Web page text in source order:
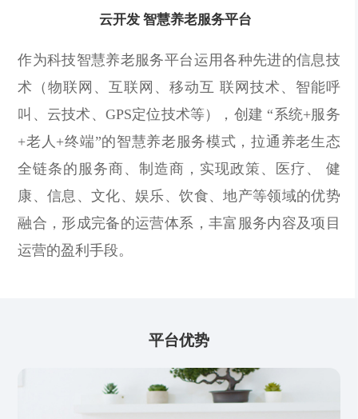
云开发 智慧养老服务平台
作为科技智慧养老服务平台运用各种先进的信息技
术（物联网、互联网、移动互 联网技术、智能呼
叫、云技术、GPS定位技术等），创建 “系统+服务
+老人+终端”的智慧养老服务模式，拉通养老生态
全链条的服务商、制造商，实现政策、医疗、 健
康、信息、文化、娱乐、饮食、地产等领域的优势
融合，形成完备的运营体系，丰富服务内容及项目
运营的盈利手段。
平台优势